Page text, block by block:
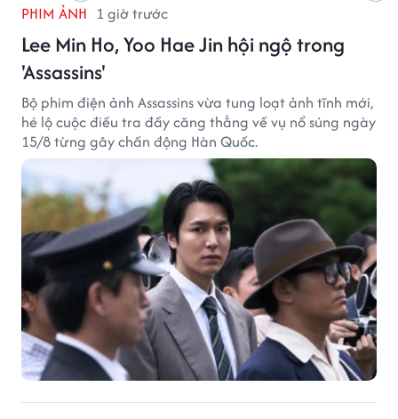
PHIM ẢNH 1 giờ trước
Lee Min Ho, Yoo Hae Jin hội ngộ trong
'Assassins'
Bộ phim điện ảnh Assassins vừa tung loạt ảnh tĩnh mới,
hé lộ cuộc điều tra đầy căng thẳng về vụ nổ súng ngày
15/8 từng gây chấn động Hàn Quốc.